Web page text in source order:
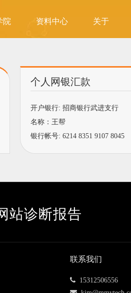
院 资料中心 关于
个人网银汇款
开户银行: 招商银行武进支行
名称：王帮
银行帐号: 6214 8351 9107 8045
站诊断报告
联系我们
 15312506556